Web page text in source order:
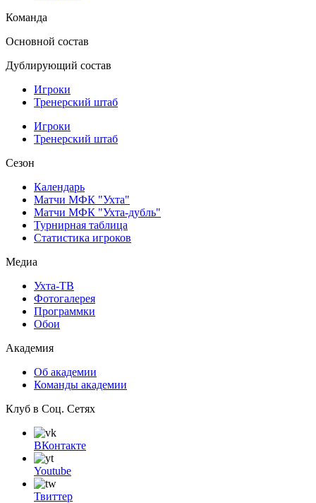
Команда
Основной состав
Дублирующий состав
Игроки
Тренерский штаб
Игроки
Тренерский штаб
Сезон
Календарь
Матчи МФК "Ухта"
Матчи МФК "Ухта-дубль"
Турнирная таблица
Статистика игроков
Медиа
Ухта-ТВ
Фотогалерея
Программки
Обои
Академия
Об академии
Команды академии
Клуб в Соц. Сетях
ВКонтакте
Youtube
Твиттер